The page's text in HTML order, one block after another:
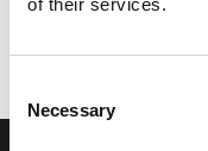
Selection
Necessary